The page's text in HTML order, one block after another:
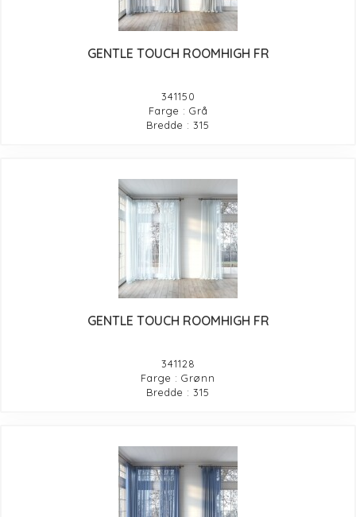
GENTLE TOUCH ROOMHIGH FR
341150
Farge : Grå
Bredde : 315
GENTLE TOUCH ROOMHIGH FR
341128
Farge : Grønn
Bredde : 315